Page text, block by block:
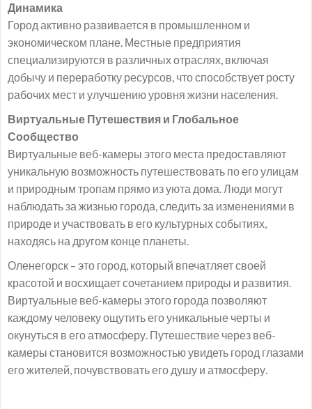
Динамика
Город активно развивается в промышленном и
экономическом плане. Местные предприятия
специализируются в различных отраслях, включая
добычу и переработку ресурсов, что способствует росту
рабочих мест и улучшению уровня жизни населения.
Виртуальные Путешествия и Глобальное
Сообщество
Виртуальные веб-камеры этого места предоставляют
уникальную возможность путешествовать по его улицам
и природным тропам прямо из уюта дома. Люди могут
наблюдать за жизнью города, следить за изменениями в
природе и участвовать в его культурных событиях,
находясь на другом конце планеты.
Оленегорск – это город, который впечатляет своей
красотой и восхищает сочетанием природы и развития.
Виртуальные веб-камеры этого города позволяют
каждому человеку ощутить его уникальные черты и
окунуться в его атмосферу. Путешествие через веб-
камеры становится возможностью увидеть город глазами
его жителей, почувствовать его душу и атмосферу.